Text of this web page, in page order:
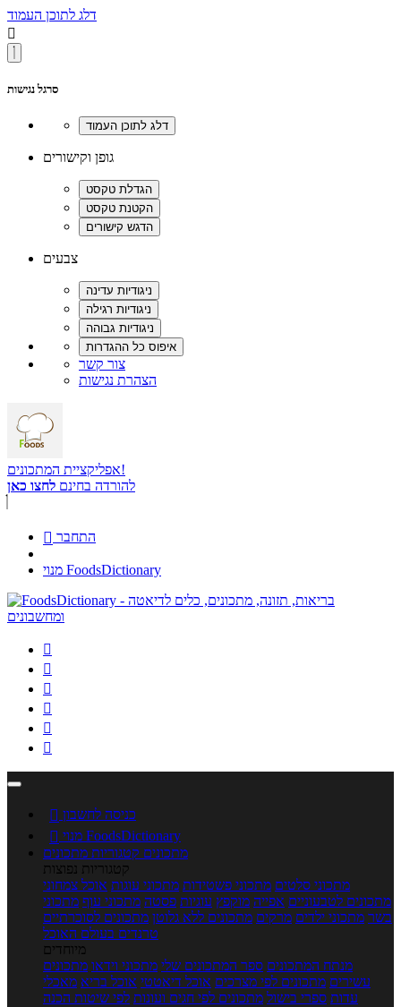
דלג לתוכן העמוד

סרגל נגישות
גופן וקישורים
צבעים
צור קשר
הצהרת נגישות
אפליקציית המתכונים!
להורדה בחינם לחצו כאן
 התחבר
מנוי FoodsDictionary






 כניסה לחשבון

מנוי FoodsDictionary
מתכונים קטגוריות מתכונים
קטגוריות נפוצות
מתכוני סלטים מתכוני פשטידות מתכוני עוגות אוכל צמחוני
מתכונים לטבעוניים אפייה מוקפץ עוגיות פסטה מתכוני עוף מתכוני
בשר מתכוני ילדים מרקים מתכונים ללא גלוטן מתכונים לסוכרתיים
טרנדים בעולם האוכל
מיוחדים
מנתח המתכונים ספר המתכונים שלי מתכוני וידאו מתכונים
עשירים מתכונים לפי מצרכים אוכל דיאטטי אוכל בריא מאכלי
עדות ספרי בישול מתכונים לפי חגים ועונות לפי שיטות הכנה